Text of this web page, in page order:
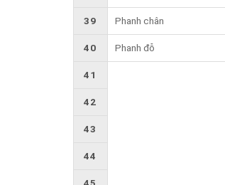
39 Phanh chân
40 Phanh đỗ
41
42
43
44